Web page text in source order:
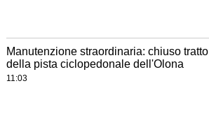
Manutenzione straordinaria: chiuso tratto
della pista ciclopedonale dell'Olona
11:03